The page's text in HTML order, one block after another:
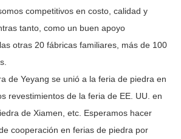
competitivos en costo, calidad y
tanto, como un buen apoyo
otras 20 fábricas familiares, más de 100
de Yeyang se unió a la feria de piedra en
revestimientos de la feria de EE. UU. en
de Xiamen, etc. Esperamos hacer
cooperación en ferias de piedra por